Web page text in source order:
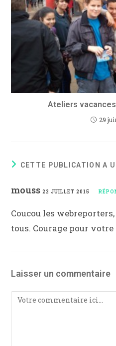
Ateliers
29
CETTE PUBLICATION A
mouss 22 JUILLET 2015
Coucou les
tous. Courage pour votre
Laisser un commentaire